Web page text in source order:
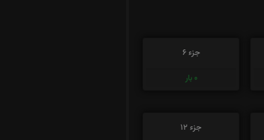
جزء 6
0 بار
جزء 12